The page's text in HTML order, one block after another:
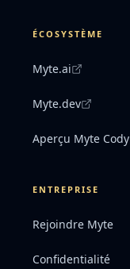
ÉCOSYSTÈME
Myte.ai
Myte.dev
Aperçu Myte Cody
ENTREPRISE
Rejoindre Myte
Confidentialité